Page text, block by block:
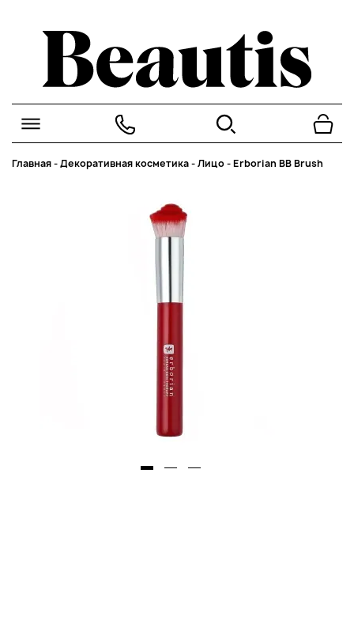
Главная-Декоративная косметика-Лицо-Erborian BB Brush